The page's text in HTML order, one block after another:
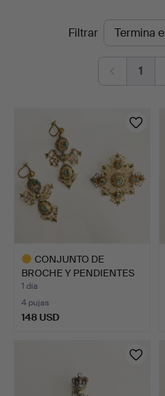
SubastasFiltrar
1
CONJUNTO DE
BROCHE Y PENDIENTES
ANTIGUOS D…
1 día
4 pujas
148 USD